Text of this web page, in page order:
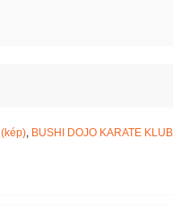
(kép), BUSHI DOJO KARATE KLUB